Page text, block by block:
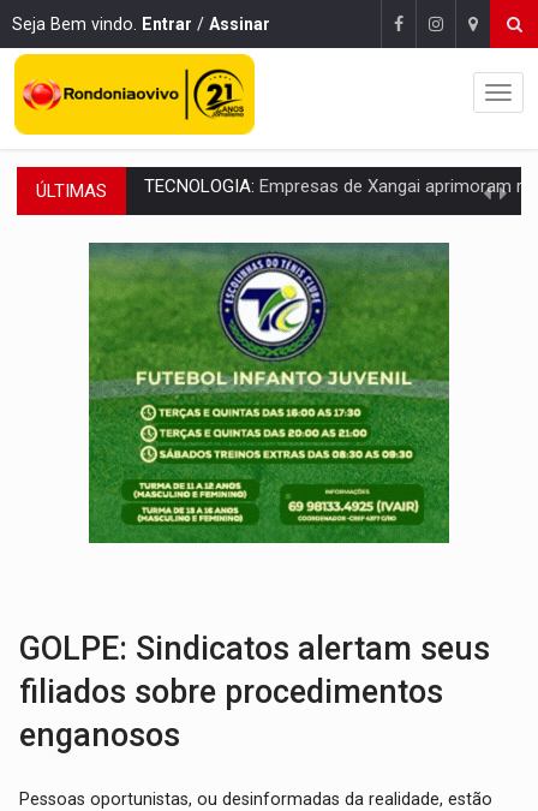
Seja Bem vindo. Entrar / Assinar
ÚLTIMAS PROTEGE A TERRA:China descobre como explodir asteroide com bomba
VÍDEO:Motociclista morre após bater na traseira de
PARECE UM NUGGET:Essa receita com frango virou o meu
EMPREENDEDORISMO:7 negócios que podem começar com pouco dinheiro e
GIGANTE DA AMÉRICA:Brasil reúne dimensão continental e posição
INDEPENDÊNCIA:10 dicas importantes para quem quer
VARCENA:Cientistas descobrem nova espécie de rã em florestas
BARGANHA:Vai comprar celular usado? Veja como consultar o
GOLPE: Sindicatos alertam seus
filiados sobre procedimentos
enganosos
Pessoas oportunistas, ou desinformadas da realidade, estão